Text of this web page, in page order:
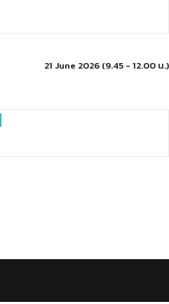
21 June 2026 (9.45 - 12.00 น.)